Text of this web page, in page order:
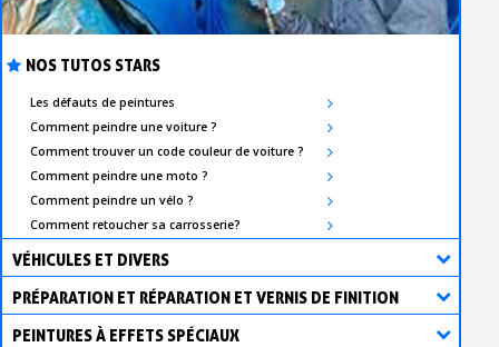
NOS TUTOS STARS
Les défauts de peintures
Comment peindre une voiture ?
Comment trouver un code couleur de voiture ?
Comment peindre une moto ?
Comment peindre un vélo ?
Comment retoucher sa carrosserie?
VÉHICULES ET DIVERS
PRÉPARATION ET RÉPARATION ET VERNIS DE FINITION
PEINTURES À EFFETS SPÉCIAUX